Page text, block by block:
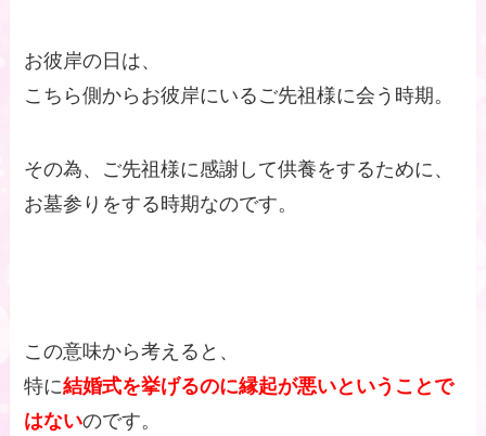
お彼岸の日は、
こちら側からお彼岸にいるご先祖様に会う時期。
その為、ご先祖様に感謝して供養をするために、
お墓参りをする時期なのです。
この意味から考えると、
特に結婚式を挙げるのに縁起が悪いということで
はないのです。